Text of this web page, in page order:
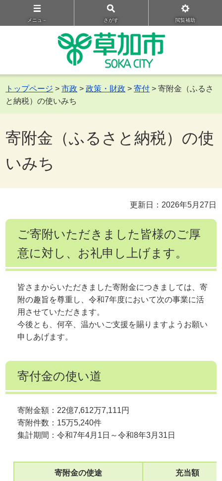
メニュ－ さがす 閲覧補助
トップページ >市政 >政策・財政 >寄付 > 寄附金（ふるさ
と納税）の使いみち
寄附金（ふるさと納税）の使
いみち
更新日：2026年5月27日
ご寄附いただきました皆様のご厚
意に対し、お礼申し上げます。
皆さまからいただきました寄附金につきましては、寄
附の趣旨を尊重し、令和7年度において次の事業に活
用させていただきます。
今後とも、何卒、温かいご支援を賜りますようお願い
申しあげます。
寄付金の使い道
寄附金額：22億7,612万7,111円
寄附件数：15万5,240件
集計期間：令和7年4月1日～令和8年3月31日
寄附金の使途 充当額